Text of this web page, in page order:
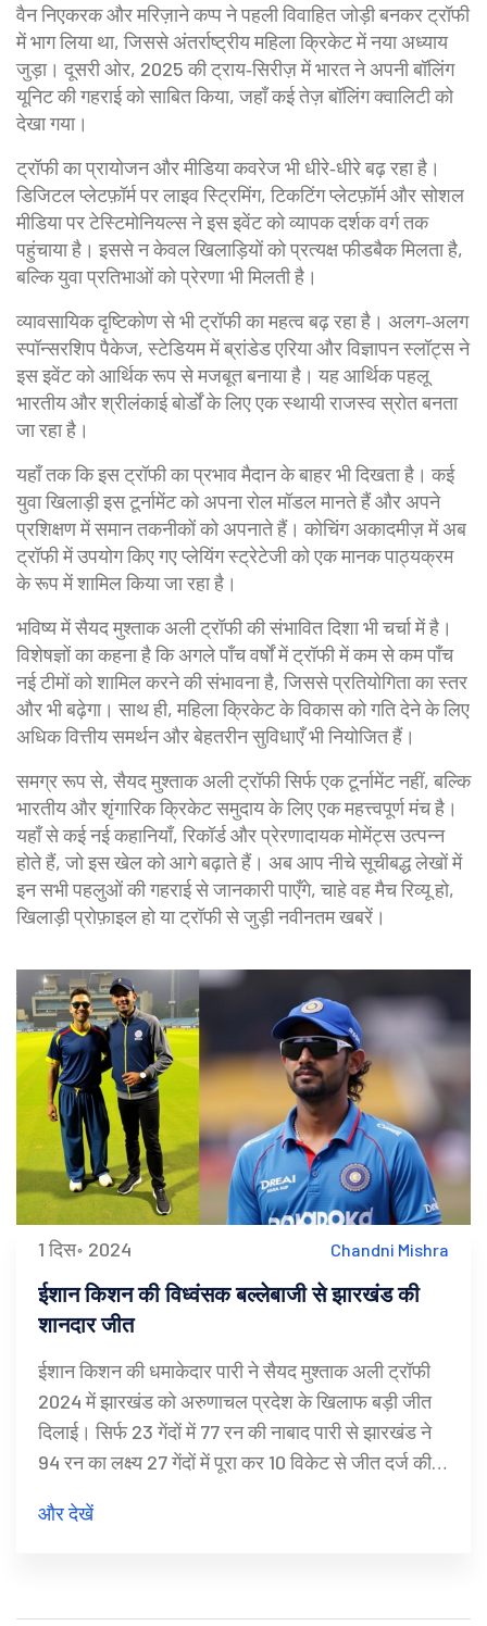
वैन निएकरक और मरिज़ाने कप्प ने पहली विवाहित जोड़ी बनकर ट्रॉफी
में भाग लिया था, जिससे अंतर्राष्ट्रीय महिला क्रिकेट में नया अध्याय
जुड़ा। दूसरी ओर, 2025 की ट्राय‑सिरीज़ में भारत ने अपनी बॉलिंग
यूनिट की गहराई को साबित किया, जहाँ कई तेज़ बॉलिंग क्वालिटी को
देखा गया।
ट्रॉफी का प्रायोजन और मीडिया कवरेज भी धीरे‑धीरे बढ़ रहा है।
डिजिटल प्लेटफ़ॉर्म पर लाइव स्ट्रिमिंग, टिकटिंग प्लेटफ़ॉर्म और सोशल
मीडिया पर टेस्टिमोनियल्स ने इस इवेंट को व्यापक दर्शक वर्ग तक
पहुंचाया है। इससे न केवल खिलाड़ियों को प्रत्यक्ष फीडबैक मिलता है,
बल्कि युवा प्रतिभाओं को प्रेरणा भी मिलती है।
व्यावसायिक दृष्टिकोण से भी ट्रॉफी का महत्व बढ़ रहा है। अलग‑अलग
स्पॉन्सरशिप पैकेज, स्टेडियम में ब्रांडेड एरिया और विज्ञापन स्लॉट्स ने
इस इवेंट को आर्थिक रूप से मजबूत बनाया है। यह आर्थिक पहलू
भारतीय और श्रीलंकाई बोर्डों के लिए एक स्थायी राजस्व स्रोत बनता
जा रहा है।
यहाँ तक कि इस ट्रॉफी का प्रभाव मैदान के बाहर भी दिखता है। कई
युवा खिलाड़ी इस टूर्नामेंट को अपना रोल मॉडल मानते हैं और अपने
प्रशिक्षण में समान तकनीकों को अपनाते हैं। कोचिंग अकादमीज़ में अब
ट्रॉफी में उपयोग किए गए प्लेयिंग स्ट्रेटेजी को एक मानक पाठ्यक्रम
के रूप में शामिल किया जा रहा है।
भविष्‍य में सैयद मुश्ताक अली ट्रॉफी की संभावित दिशा भी चर्चा में है।
विशेषज्ञों का कहना है कि अगले पाँच वर्षों में ट्रॉफी में कम से कम पाँच
नई टीमों को शामिल करने की संभावना है, जिससे प्रतियोगिता का स्तर
और भी बढ़ेगा। साथ ही, महिला क्रिकेट के विकास को गति देने के लिए
अधिक वित्तीय समर्थन और बेहतरीन सुविधाएँ भी नियोजित हैं।
समग्र रूप से, सैयद मुश्ताक अली ट्रॉफी सिर्फ एक टूर्नामेंट नहीं, बल्कि
भारतीय और शृंगारिक क्रिकेट समुदाय के लिए एक महत्त्वपूर्ण मंच है।
यहाँ से कई नई कहानियाँ, रिकॉर्ड और प्रेरणादायक मोमेंट्स उत्पन्न
होते हैं, जो इस खेल को आगे बढ़ाते हैं। अब आप नीचे सूचीबद्ध लेखों में
इन सभी पहलुओं की गहराई से जानकारी पाएँगे, चाहे वह मैच रिव्यू हो,
खिलाड़ी प्रोफ़ाइल हो या ट्रॉफी से जुड़ी नवीनतम खबरें।
1 दिस॰ 2024 Chandni Mishra
ईशान किशन की विध्वंसक बल्लेबाजी से झारखंड की
शानदार जीत
ईशान किशन की धमाकेदार पारी ने सैयद मुश्ताक अली ट्रॉफी
2024 में झारखंड को अरुणाचल प्रदेश के खिलाफ बड़ी जीत
दिलाई। सिर्फ 23 गेंदों में 77 रन की नाबाद पारी से झारखंड ने
94 रन का लक्ष्य 27 गेंदों में पूरा कर 10 विकेट से जीत दर्ज की।
टूर्नामेंट का रिकॉर्ड बना दिया।
और देखें